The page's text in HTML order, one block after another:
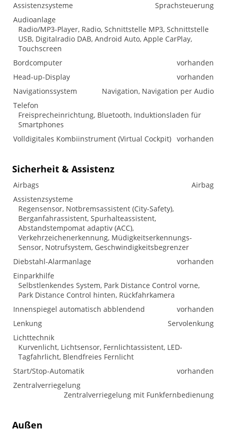
Assistenzsysteme
Sprachsteuerung
Audioanlage
Radio/MP3-Player, Radio, Schnittstelle MP3, Schnittstelle
USB, Digitalradio DAB, Android Auto, Apple CarPlay,
Touchscreen
Bordcomputer
vorhanden
Head-up-Display
vorhanden
Navigationssystem
Navigation, Navigation per Audio
Telefon
Freisprecheinrichtung, Bluetooth, Induktionsladen für
Smartphones
Volldigitales Kombiinstrument (Virtual Cockpit) vorhanden
Sicherheit & Assistenz
Airbags
Airbag
Assistenzsysteme
Regensensor, Notbremsassistent (City-Safety),
Berganfahrassistent, Spurhalteassistent,
Abstandstempomat adaptiv (ACC),
Verkehrzeichenerkennung, Müdigkeitserkennungs-
Sensor, Notrufsystem, Geschwindigkeitsbegrenzer
Diebstahl-Alarmanlage
vorhanden
Einparkhilfe
Selbstlenkendes System, Park Distance Control vorne,
Park Distance Control hinten, Rückfahrkamera
Innenspiegel automatisch abblendend
vorhanden
Lenkung
Servolenkung
Lichttechnik
Kurvenlicht, Lichtsensor, Fernlichtassistent, LED-
Tagfahrlicht, Blendfreies Fernlicht
Start/Stop-Automatik
vorhanden
Zentralverriegelung
Zentralverriegelung mit Funkfernbedienung
Außen